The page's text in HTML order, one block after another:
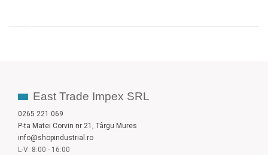
East Trade Impex SRL
0265 221 069
P-ta Matei Corvin nr 21, Târgu Mures
info@shopindustrial.ro
L-V: 8:00 - 16:00